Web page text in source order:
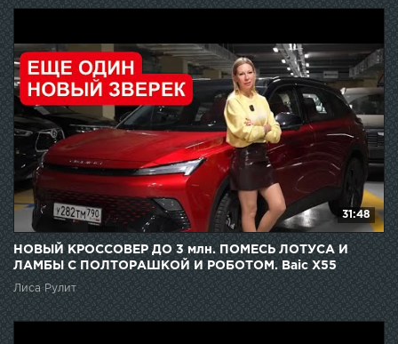
31:48
НОВЫЙ КРОССОВЕР ДО 3 млн. ПОМЕСЬ ЛОТУСА И
ЛАМБЫ С ПОЛТОРАШКОЙ И РОБОТОМ. Baic X55
Лиса Рулит